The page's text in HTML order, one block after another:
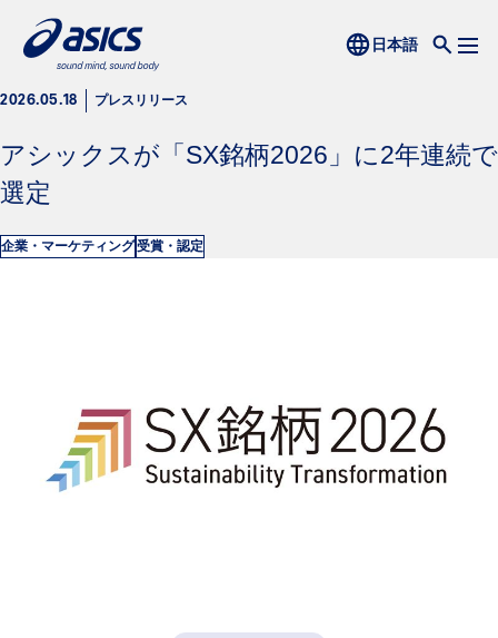
2026.05.18 プレスリリース
アシックスが「SX銘柄2026」に2年連続で
選定
企業・マーケティング受賞・認定